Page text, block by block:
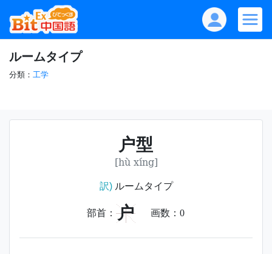
ルームタイプ
分類： 工学
户型
[hù xíng]
訳)ルームタイプ
部首： 户 画数： 0